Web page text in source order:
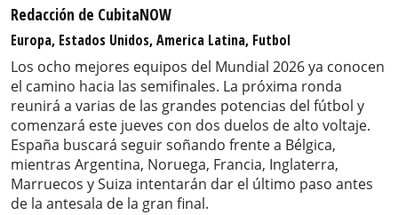
Redacción de CubitaNOW
Europa, Estados Unidos, America Latina, Futbol
Los ocho mejores equipos del Mundial 2026 ya conocen
el camino hacia las semifinales. La próxima ronda
reunirá a varias de las grandes potencias del fútbol y
comenzará este jueves con dos duelos de alto voltaje.
España buscará seguir soñando frente a Bélgica,
mientras Argentina, Noruega, Francia, Inglaterra,
Marruecos y Suiza intentarán dar el último paso antes
de la antesala de la gran final.